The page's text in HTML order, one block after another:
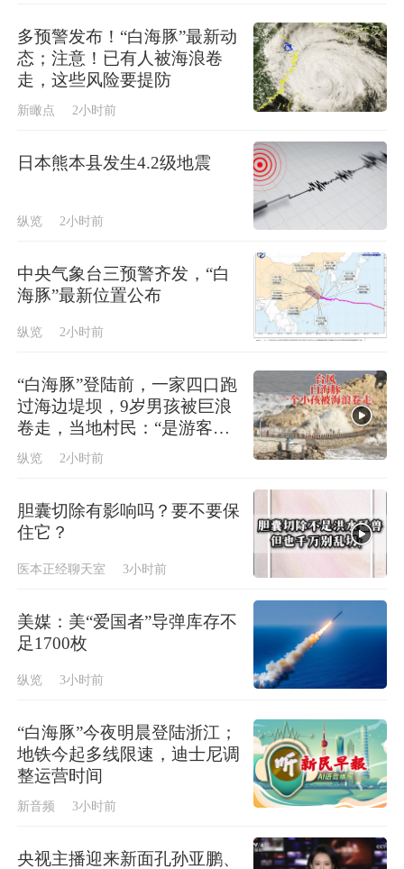
多预警发布！“白海豚”最新动
态；注意！已有人被海浪卷
走，这些风险要提防
新瞰点 2小时前
日本熊本县发生4.2级地震
纵览 2小时前
中央气象台三预警齐发，“白
海豚”最新位置公布
纵览 2小时前
“白海豚”登陆前，一家四口跑
过海边堤坝，9岁男孩被巨浪
卷走，当地村民：“是游客，
找小路爬了进去”
纵览 2小时前
胆囊切除有影响吗？要不要保
住它？
医本正经聊天室 3小时前
美媒：美“爱国者”导弹库存不
足1700枚
纵览 3小时前
“白海豚”今夜明晨登陆浙江；
地铁今起多线限速，迪士尼调
整运营时间
新音频 3小时前
央视主播迎来新面孔孙亚鹏、